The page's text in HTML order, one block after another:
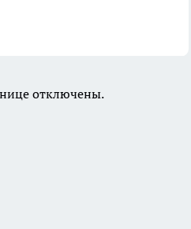
отключены.